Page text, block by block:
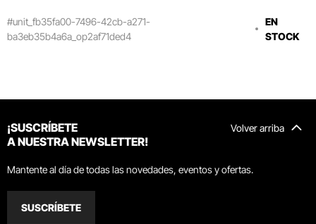
#unit_fb35fa00-7496-42cb-a271-
ba3eb35b4a6a_op2af71ded4
EN
STOCK
Volver arriba
¡SUSCRÍBETE
A NUESTRA NEWSLETTER!
Mantente al día de todas las novedades, eventos y ofertas.
SUSCRÍBETE